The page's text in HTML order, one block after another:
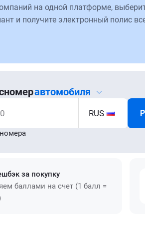
на одной платформе,
и получите электронный полис
автомобиля
RUS
за покупку
баллами на счет (1 балл =